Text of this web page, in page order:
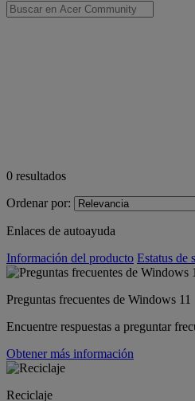
0 resultados
Ordenar por:
Enlaces de autoayuda
Información del producto Estatus de
Preguntas frecuentes de Windows 11
Encuentre respuestas a preguntar
Obtener más información
Reciclaje